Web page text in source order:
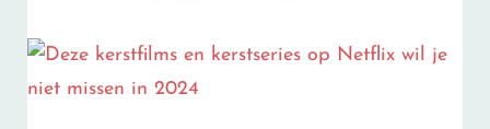
(EN
HIER